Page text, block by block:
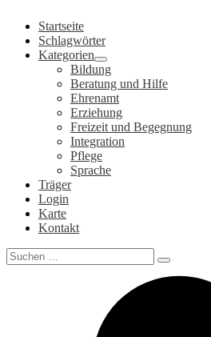
Inhalt
springen
Startseite
Schlagwörter
Kategorien
Bildung
Beratung und Hilfe
Ehrenamt
Erziehung
Freizeit und Begegnung
Integration
Pflege
Sprache
Träger
Login
Karte
Kontakt
Search
for: